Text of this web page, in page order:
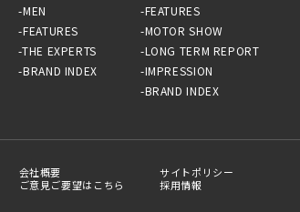
MEN
FEATURES
THE EXPERTS
BRAND INDEX
FEATURES
MOTOR SHOW
LONG TERM REPORT
IMPRESSION
BRAND INDEX
会社概要 サイトポリシー
ご意見ご要望はこちら 採用情報